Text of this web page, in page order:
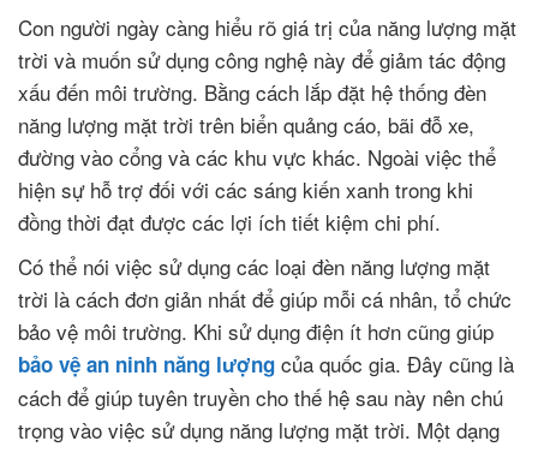
Con người ngày càng hiểu rõ giá trị của năng lượng mặt
trời và muốn sử dụng công nghệ này để giảm tác động
xấu đến môi trường. Bằng cách lắp đặt hệ thống đèn
năng lượng mặt trời trên biển quảng cáo, bãi đỗ xe,
đường vào cổng và các khu vực khác. Ngoài việc thể
hiện sự hỗ trợ đối với các sáng kiến xanh trong khi
đồng thời đạt được các lợi ích tiết kiệm chi phí.
Có thể nói việc sử dụng các loại đèn năng lượng mặt
trời là cách đơn giản nhất để giúp mỗi cá nhân, tổ chức
bảo vệ môi trường. Khi sử dụng điện ít hơn cũng giúp
bảo vệ an ninh năng lượng của quốc gia. Đây cũng là
cách để giúp tuyên truyền cho thế hệ sau này nên chú
trọng vào việc sử dụng năng lượng mặt trời. Một dạng